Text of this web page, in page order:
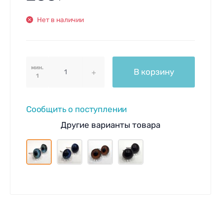
Нет в наличии
мин.
1
В корзину
Сообщить о поступлении
Другие варианты товара